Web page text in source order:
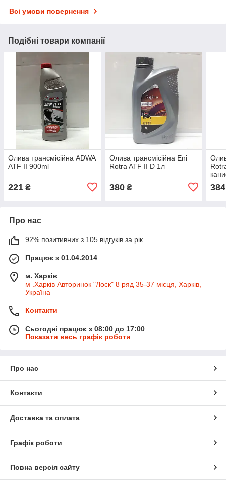
Всі умови повернення
Подібні товари компанії
Олива трансмісійна ADWA
ATF II 900ml
221 ₴
Олива трансмісійна Eni
Rotra ATF II D 1л
380₴ 384
Про нас
92% позитивних з 105 відгуків за рік
Працює з 01.04.2014
м. Харків
м .Харків Авторинок "Лоск" 8 ряд 35-37 місця, Харків,
Україна
Контакти
Сьогодні працює з 08:00 до 17:00
Показати весь графік роботи
Про нас
Контакти
Доставка та оплата
Графік роботи
Повна версія сайту